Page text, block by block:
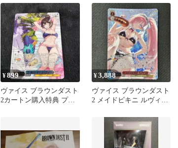
SR
¥899
ヴァイス ブラウンダスト
2カートン購入特典 プー
¥3,888
ヴァイス ブラウンダスト
2 メイドビキニ ルヴィア